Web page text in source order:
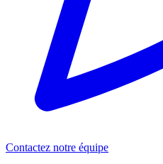
Contactez notre équipe